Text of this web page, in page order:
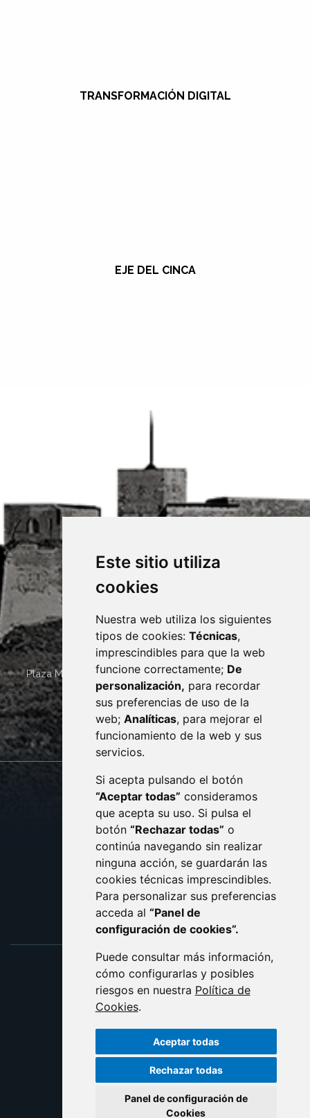
Este sitio utiliza
cookies
Nuestra web utiliza los siguientes
tipos de cookies: Técnicas,
imprescindibles para que la web
funcione correctamente; De
personalización, para recordar
sus preferencias de uso de la
web; Analíticas, para mejorar el
funcionamiento de la web y sus
servicios.
Si acepta pulsando el botón
“Aceptar todas” consideramos
que acepta su uso. Si pulsa el
botón “Rechazar todas” o
continúa navegando sin realizar
ninguna acción, se guardarán las
cookies técnicas imprescindibles.
Para personalizar sus preferencias
acceda al “Panel de
configuración de cookies”.
Puede consultar más información,
cómo configurarlas y posibles
riesgos en nuestra Política de
Cookies.
Aceptar todas
Rechazar todas
Panel de configuración de
Cookies
TRANSFORMACIÓN DIGITAL
EJE DEL CINCA
Plaza Mayor 4 22400 MONZÓN - ARAGÓN (ESPAÑA)
· (34) 974 400 700 ·
sac@monzon.es
monzon.es
CONTACTO
AVISO LEGAL
PROTECCIÓN DE DATOS
POLÍTICA DE COOKIES
ACCESIBILIDAD
ENLACE EXTERNO AL